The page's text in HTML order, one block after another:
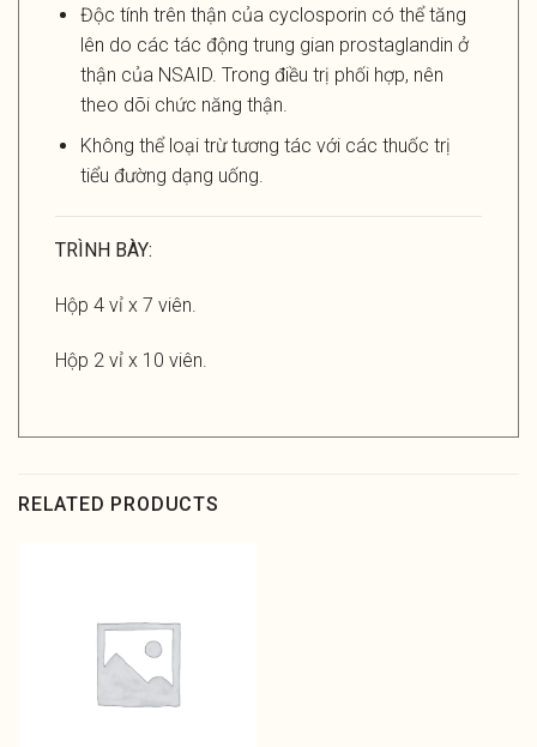
Độc tính trên thận của cyclosporin có thể tăng
lên do các tác động trung gian prostaglandin ở
thận của NSAID. Trong điều trị phối hợp, nên
theo dõi chức năng thận.
Không thể loại trừ tương tác với các thuốc trị
tiểu đường dạng uống.
TRÌNH BÀY:
Hộp 4 vỉ x 7 viên.
Hộp 2 vỉ x 10 viên.
RELATED PRODUCTS